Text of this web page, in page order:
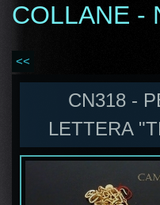
COLLANE -
<<
CN318 -
LETTERA